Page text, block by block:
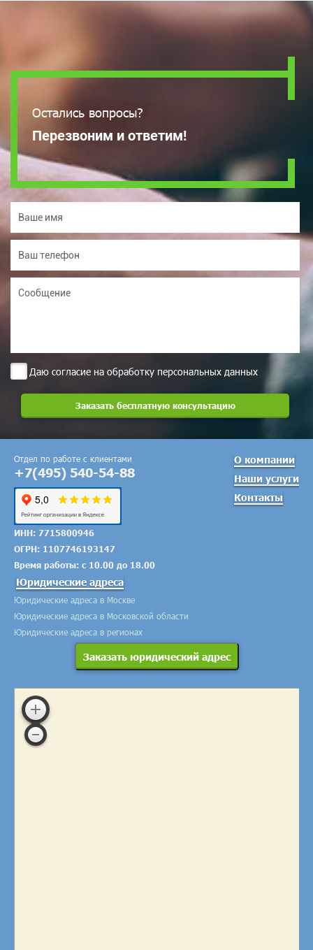
Остались вопросы?
Перезвоним и ответим!
Даю согласие на обработку персональных данных
Отдел по работе с клиентами
+7(495) 540-54-88
О компании
Наши услуги
Контакты
ИНН: 7715800946
ОГРН: 1107746193147
Время работы: с 10.00 до 18.00
Юридические адреса
Юридические адреса в Москве
Юридические адреса в Московской области
Юридические адреса в регионах
Заказать юридический адрес